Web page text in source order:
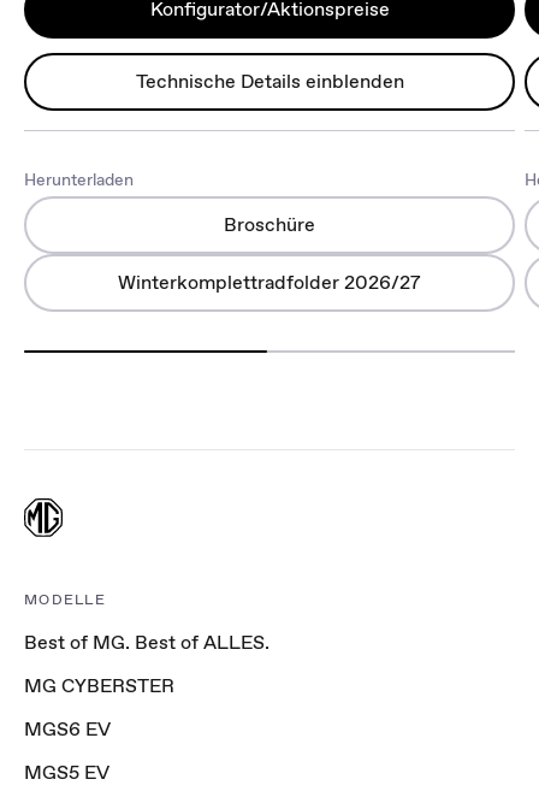
Konfigurator/Aktionspreise
Technische Details einblenden
Herunterladen
Broschüre
Winterkomplettradfolder 2026/27
MODELLE
Best of MG. Best of ALLES.
MG CYBERSTER
MGS6 EV
MGS5 EV